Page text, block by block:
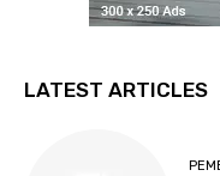
LATEST ARTICLES